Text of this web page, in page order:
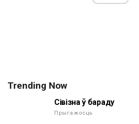
Trending Now
Сівізна ў бараду
Прыгажосць